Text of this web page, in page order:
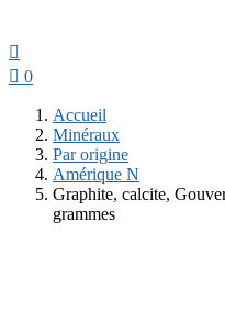

 0
Accueil
Minéraux
Par origine
Amérique N
Graphite, calcite,
grammes